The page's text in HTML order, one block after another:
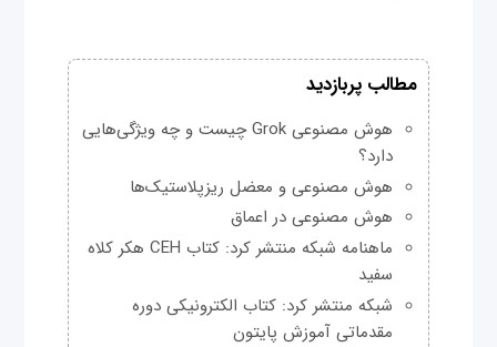
مطالب پربازدید
هوش مصنوعی Grok چیست و چه ویژگی‌هایی
دارد؟
هوش مصنوعی و معضل ریزپلاستیک‌ها
هوش مصنوعی در اعماق
ماهنامه شبکه منتشر کرد: کتاب CEH هکر کلاه
سفید
شبکه منتشر کرد: کتاب الکترونیکی دوره
مقدماتی آموزش پایتون